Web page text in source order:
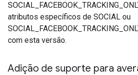
atributos específicos de SOCIAL ou
com esta versão.
Adição de suporte para